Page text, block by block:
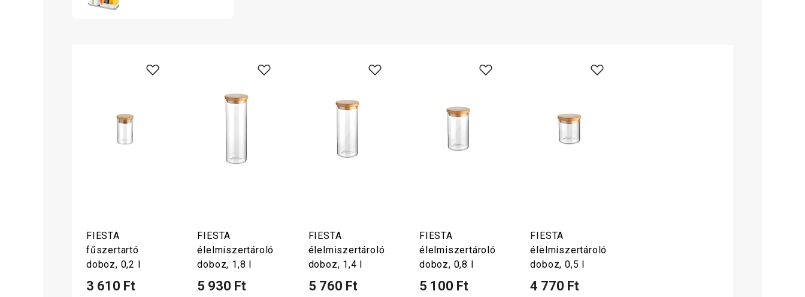
FIESTA
fűszertartó
doboz, 0,2 l
3 610 Ft
FIESTA
élelmiszertároló
doboz, 1,8 l
5 930 Ft
FIESTA
élelmiszertároló
doboz, 1,4 l
5 760 Ft
FIESTA
élelmiszertároló
doboz, 0,8 l
5 100 Ft
FIESTA
élelmiszertároló
doboz, 0,5 l
4 770 Ft